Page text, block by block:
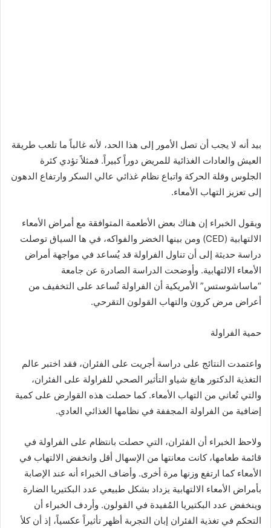
بيد أنه لا يجب أن تصل الأمور إلى هذا الحد، لأنه غالباً ما تلعب طريقة
العيش والعادات الغذائية للمريض دوراً كبيراً. فمثلاً تؤدي كثرة
الجلوس وقلة الحركة واتباع نظام غذائي عالي السكر وارتفاع الدهون
إلى تعزيز التهاب الأمعاء.
ويقول الخبراء إن هناك بعض الأطعمة المتوافقة مع أمراض الأمعاء
الالتهابية (CED) ومن بينها الخضر والفواكه، في ها السياق توصلت
دراسة حديثة إلى أن تناول الفراولة قد يُساعد في مواجهة أمراض
الأمعاء الالتهابية. وأوضحت الدراسة الصادرة عن جامعة
“ماساشوستس” الأمريكية أن الفراولة تُساعد على التخفيف من
أعراض مرض كرون والتهاب القولون التقرحي.
حمية الفراولة
واعتمدت النتائج على دراسة أجريت على الفئران، فقد اختبر عالم
التغذية الدكتور هانغ شياو التأثير الصحي للفراولة على الفئران،
والتي تُعاني من التهاب الأمعاء. كما حصلت هذه القوارض على كمية
إضافية من الفراولة المجففة في نظامها الغذائي العادي.
ولاحظ الخبراء أن الفئران، التي حصلت بانتظام على الفراولة في
قائمة طعامها، كانت معانتها من الإسهال أقل وانخفض الالتهاب في
الأمعاء كما ارتفع وزنها مرة أخرى. وأضاف الخبراء أنه عند الإصابة
بأمراض الأمعاء الالتهابية يزداد بشكل طبيعي عدد البكتيريا الضارة
وينخفض عدد البكتيريا المُفيدة في القولون. وأردف الخبراء أن
التحكم في تغذية الفئران إبان التجربة أظهر تأثيراً عكسياً، إذ أن كلأ